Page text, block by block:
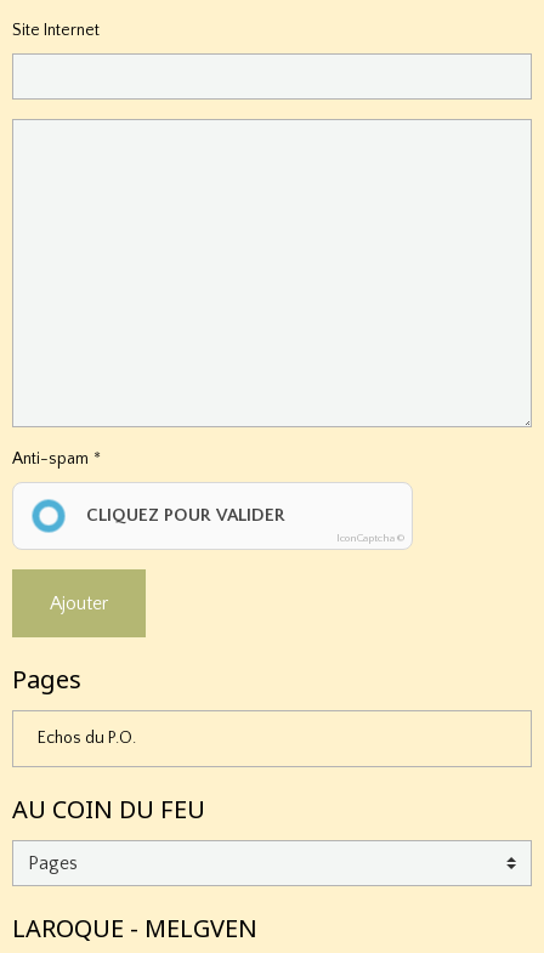
Site Internet
Anti-spam
CLIQUEZ POUR VALIDER
IconCaptcha ©
Ajouter
Pages
Echos du P.O.
AU COIN DU FEU
LAROQUE - MELGVEN